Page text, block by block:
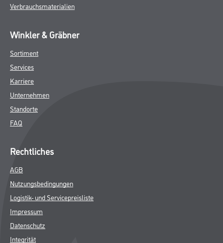
Verbrauchsmaterialien
Winkler & Gräbner
Sortiment
Services
Karriere
Unternehmen
Standorte
FAQ
Rechtliches
AGB
Nutzungsbedingungen
Logistik- und Servicepreisliste
Impressum
Datenschutz
Integrität